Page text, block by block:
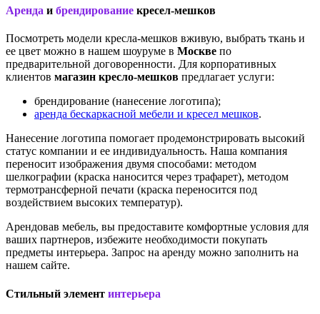
Аренда и брендирование кресел-мешков
Посмотреть модели кресла-мешков вживую, выбрать ткань и
ее цвет можно в нашем шоуруме в Москве по
предварительной договоренности. Для корпоративных
клиентов магазин кресло-мешков предлагает услуги:
брендирование (нанесение логотипа);
аренда бескаркасной мебели и кресел мешков.
Нанесение логотипа помогает продемонстрировать высокий
статус компании и ее индивидуальность. Наша компания
переносит изображения двумя способами: методом
шелкографии (краска наносится через трафарет), методом
термотрансферной печати (краска переносится под
воздействием высоких температур).
Арендовав мебель, вы предоставите комфортные условия для
ваших партнеров, избежите необходимости покупать
предметы интерьера. Запрос на аренду можно заполнить на
нашем сайте.
Стильный элемент интерьера